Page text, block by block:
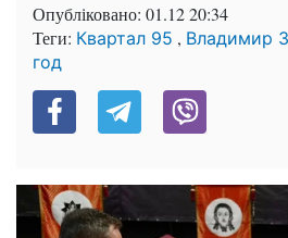
Опубліковано: 01.12 20:34
Теги: Квартал 95 , Владимир
год